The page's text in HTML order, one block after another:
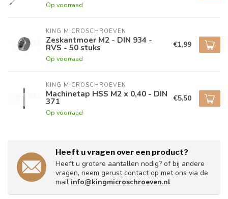
Op voorraad
KING MICROSCHROEVEN
Zeskantmoer M2 - DIN 934 -
RVS - 50 stuks
Op voorraad
€1,99
KING MICROSCHROEVEN
Machinetap HSS M2 x 0,40 - DIN
371
Op voorraad
€5,50
Heeft u vragen over een product?
Heeft u grotere aantallen nodig? of bij andere
vragen, neem gerust contact op met ons via de
mail info@kingmicroschroeven.nl